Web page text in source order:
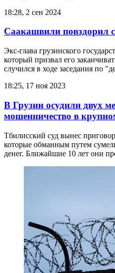
18:28, 2 сен 2024
Саакашвили повздорил с
Экс-глава грузинского
который призвал его
случился в ходе заседания по
18:25, 17 ноя 2023
В Грузии осудили двух
мошенничество в
Тбилисский суд вынес
которые обманным путем
денег. Ближайшие 10 лет они